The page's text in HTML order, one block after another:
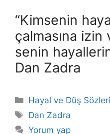
“Kimsenin
çalmasına izin
senin
Dan Zadra
Kategoriler
Hayal ve Düş Sözleri
Etiketler
Dan Zadra
Yorum yap